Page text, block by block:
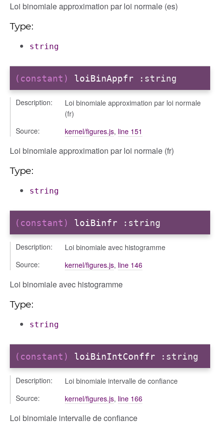
Loi binomiale approximation par loi normale (es)
Type:
string
(constant) loiBinAppfr :string
Description:
Loi binomiale approximation par loi normale
(fr)
Source:
kernel/figures.js, line 151
Loi binomiale approximation par loi normale (fr)
Type:
string
(constant) loiBinfr :string
Description:
Loi binomiale avec histogramme
Source:
kernel/figures.js, line 146
Loi binomiale avec histogramme
Type:
string
(constant) loiBinIntConffr :string
Description:
Loi binomiale intervalle de confiance
Source:
kernel/figures.js, line 166
Loi binomiale intervalle de confiance